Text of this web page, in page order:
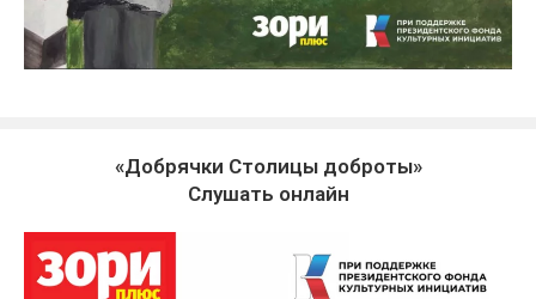
«Добрячки Столицы доброты»
Слушать онлайн